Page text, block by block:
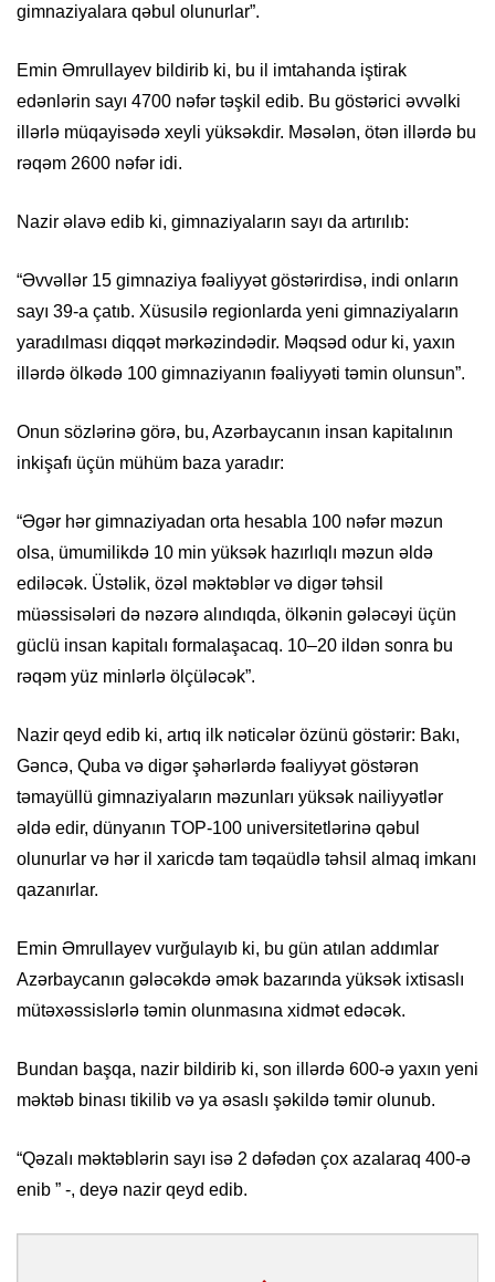
gimnaziyalara qəbul olunurlar”.
Emin Əmrullayev bildirib ki, bu il imtahanda iştirak
edənlərin sayı 4700 nəfər təşkil edib. Bu göstərici əvvəlki
illərlə müqayisədə xeyli yüksəkdir. Məsələn, ötən illərdə bu
rəqəm 2600 nəfər idi.
Nazir əlavə edib ki, gimnaziyaların sayı da artırılıb:
“Əvvəllər 15 gimnaziya fəaliyyət göstərirdisə, indi onların
sayı 39-a çatıb. Xüsusilə regionlarda yeni gimnaziyaların
yaradılması diqqət mərkəzindədir. Məqsəd odur ki, yaxın
illərdə ölkədə 100 gimnaziyanın fəaliyyəti təmin olunsun”.
Onun sözlərinə görə, bu, Azərbaycanın insan kapitalının
inkişafı üçün mühüm baza yaradır:
“Əgər hər gimnaziyadan orta hesabla 100 nəfər məzun
olsa, ümumilikdə 10 min yüksək hazırlıqlı məzun əldə
ediləcək. Üstəlik, özəl məktəblər və digər təhsil
müəssisələri də nəzərə alındıqda, ölkənin gələcəyi üçün
güclü insan kapitalı formalaşacaq. 10–20 ildən sonra bu
rəqəm yüz minlərlə ölçüləcək”.
Nazir qeyd edib ki, artıq ilk nəticələr özünü göstərir: Bakı,
Gəncə, Quba və digər şəhərlərdə fəaliyyət göstərən
təmayüllü gimnaziyaların məzunları yüksək nailiyyətlər
əldə edir, dünyanın TOP-100 universitetlərinə qəbul
olunurlar və hər il xaricdə tam təqaüdlə təhsil almaq imkanı
qazanırlar.
Emin Əmrullayev vurğulayıb ki, bu gün atılan addımlar
Azərbaycanın gələcəkdə əmək bazarında yüksək ixtisaslı
mütəxəssislərlə təmin olunmasına xidmət edəcək.
Bundan başqa, nazir bildirib ki, son illərdə 600-ə yaxın yeni
məktəb binası tikilib və ya əsaslı şəkildə təmir olunub.
“Qəzalı məktəblərin sayı isə 2 dəfədən çox azalaraq 400-ə
enib ” -, deyə nazir qeyd edib.